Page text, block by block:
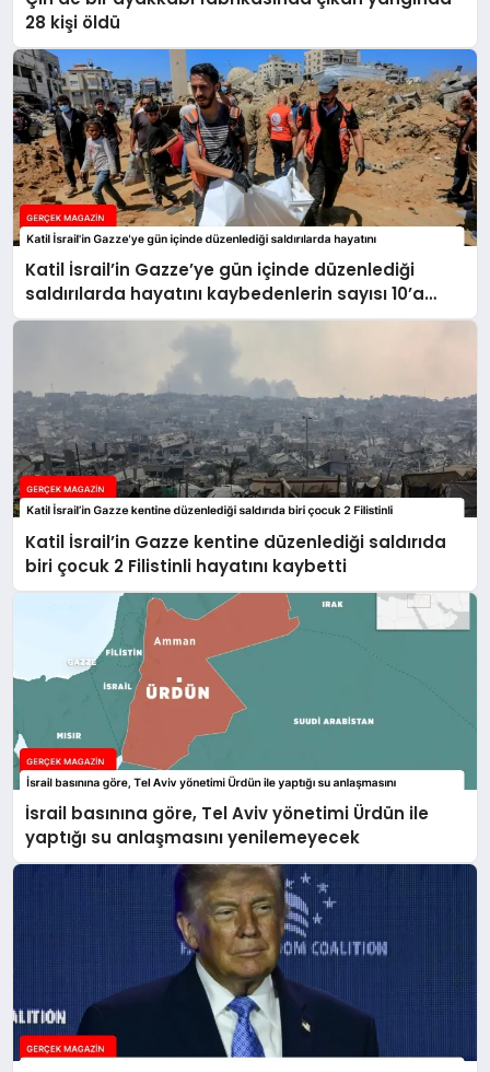
28 kişi öldü
Katil İsrail’in Gazze’ye gün içinde düzenlediği
saldırılarda hayatını kaybedenlerin sayısı 10’a
yükseldi
Katil İsrail’in Gazze kentine düzenlediği saldırıda
biri çocuk 2 Filistinli hayatını kaybetti
İsrail basınına göre, Tel Aviv yönetimi Ürdün ile
yaptığı su anlaşmasını yenilemeyecek